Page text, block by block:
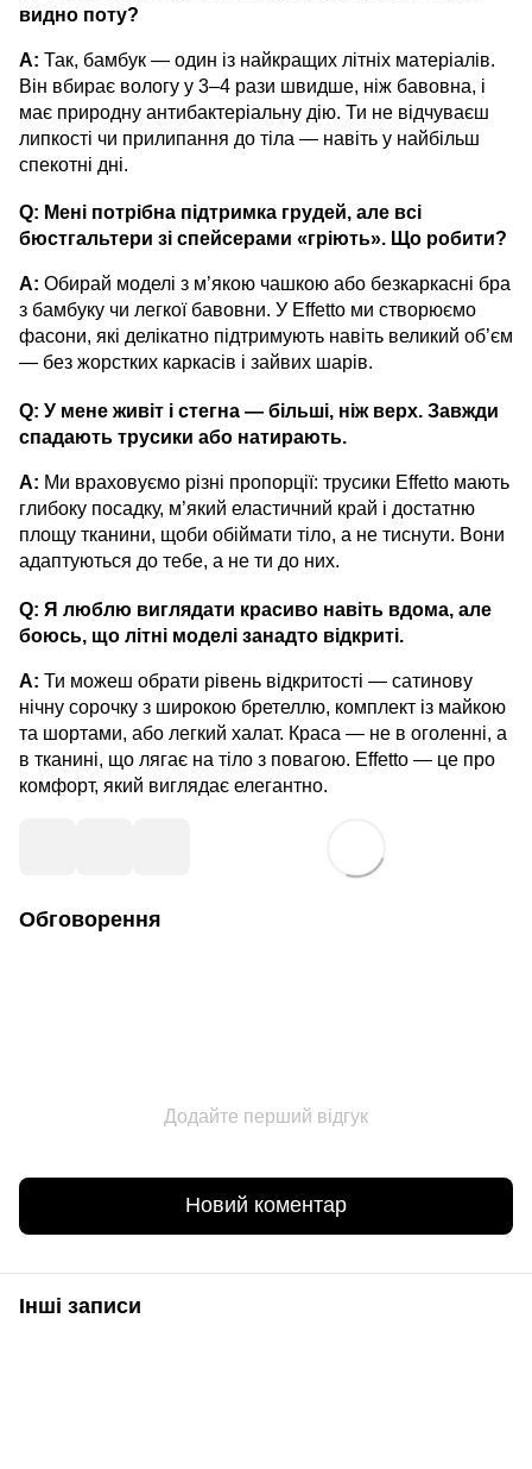
видно поту?
A: Так, бамбук — один із найкращих літніх матеріалів.
Він вбирає вологу у 3–4 рази швидше, ніж бавовна, і
має природну антибактеріальну дію. Ти не відчуваєш
липкості чи прилипання до тіла — навіть у найбільш
спекотні дні.
Q: Мені потрібна підтримка грудей, але всі
бюстгальтери зі спейсерами «гріють». Що робити?
A: Обирай моделі з м’якою чашкою або безкаркасні бра
з бамбуку чи легкої бавовни. У Effetto ми створюємо
фасони, які делікатно підтримують навіть великий об’єм
— без жорстких каркасів і зайвих шарів.
Q: У мене живіт і стегна — більші, ніж верх. Завжди
спадають трусики або натирають.
A: Ми враховуємо різні пропорції: трусики Effetto мають
глибоку посадку, м’який еластичний край і достатню
площу тканини, щоби обіймати тіло, а не тиснути. Вони
адаптуються до тебе, а не ти до них.
Q: Я люблю виглядати красиво навіть вдома, але
боюсь, що літні моделі занадто відкриті.
A: Ти можеш обрати рівень відкритості — сатинову
нічну сорочку з широкою бретеллю, комплект із майкою
та шортами, або легкий халат. Краса — не в оголенні, а
в тканині, що лягає на тіло з повагою. Effetto — це про
комфорт, який виглядає елегантно.
Обговорення
Додайте перший відгук
Новий коментар
Інші записи